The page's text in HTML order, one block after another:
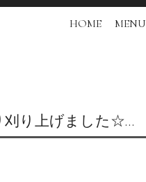
HOME MENU
刈り上げました☆…